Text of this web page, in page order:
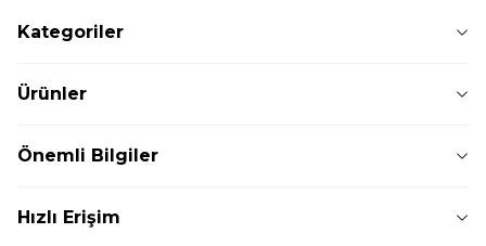
Kategoriler
Ürünler
Önemli Bilgiler
Hızlı Erişim